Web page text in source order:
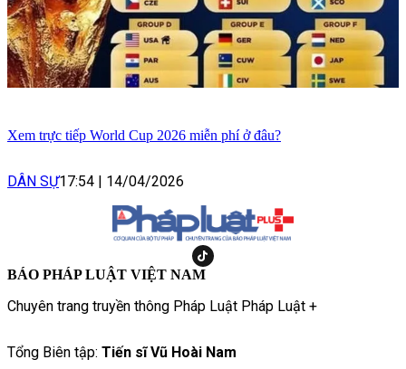
Xem trực tiếp World Cup 2026 miễn phí ở đâu?
DÂN SỰ17:54 | 14/04/2026
BÁO PHÁP LUẬT VIỆT NAM
Chuyên trang truyền thông Pháp Luật Pháp Luật +
Tổng Biên tập: Tiến sĩ Vũ Hoài Nam